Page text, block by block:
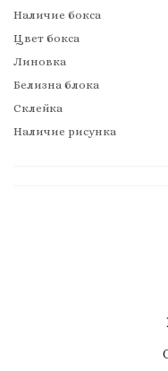
Наличие бокса
Цвет бокса
Линовка
Белизна блока
Склейка
Наличие рисунка